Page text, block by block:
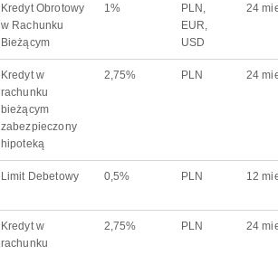
Kredyt Obrotowy
w Rachunku
Bieżącym
1%
PLN,
EUR,
USD
24
Kredyt w
rachunku
bieżącym
zabezpieczony
hipoteką
2,75% PLN 24
Limit Debetowy 0,5% PLN 12
Kredyt w
rachunku
2,75% PLN 24